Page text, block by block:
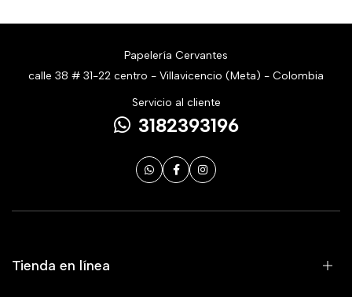
Papelería Cervantes
calle 38 # 31-22 centro - Villavicencio (Meta) - Colombia
Servicio al cliente
3182393196
Tienda en línea